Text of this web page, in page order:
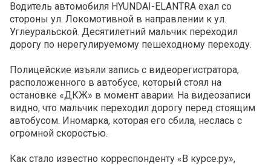
Водитель автомобиля HYUNDAI-ELANTRA ехал со
стороны ул. Локомотивной в направлении к ул.
Углеуральской. Десятилетний мальчик переходил
дорогу по нерегулируемому пешеходному переходу.
Полицейские изъяли запись с видеорегистратора,
расположенного в автобусе, который стоял на
остановке «ДКЖ» в момент аварии. На видеозаписи
видно, что мальчик переходил дорогу перед стоящим
автобусом. Иномарка, которая его сбила, неслась с
огромной скоростью.
Как стало известно корреспонденту «В курсе.ру»,